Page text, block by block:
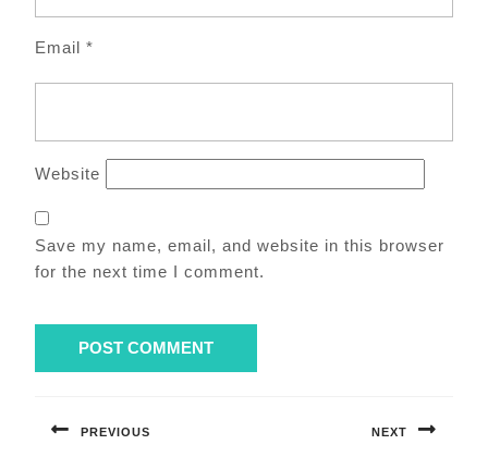
Email *
Website
Save my name, email, and website in this browser
for the next time I comment.
navigation
PREVIOUS NEXT